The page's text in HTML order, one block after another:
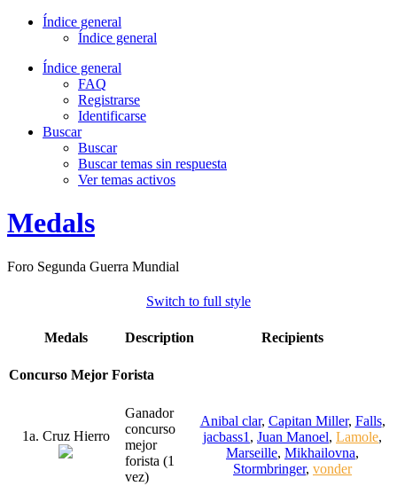
Índice general
Índice general
Índice general
FAQ
Registrarse
Identificarse
Buscar
Buscar
Buscar temas sin respuesta
Ver temas activos
Medals
Foro Segunda Guerra Mundial
Switch to full style
Medals Description Recipients
Concurso Mejor Forista
1a. Cruz Hierro
Ganador
concurso
mejor
forista (1
vez)
Anibal clar, Capitan Miller, Falls,
jacbass1 , Juan Manoel, Lamole,
Marseille, Mikhailovna,
Stormbringer, vonder